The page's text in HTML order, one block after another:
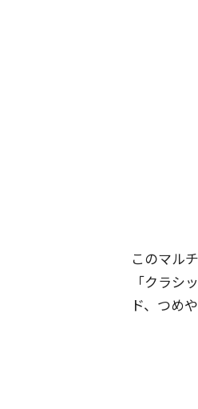
このマル
「クラシ
ド、つめ